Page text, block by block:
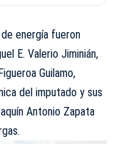
energía fueron
E. Valerio Jiminián,
Guilamo,
del imputado y sus
Antonio Zapata